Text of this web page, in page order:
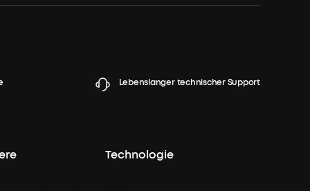
Lebenslanger technischer Support
Technologie